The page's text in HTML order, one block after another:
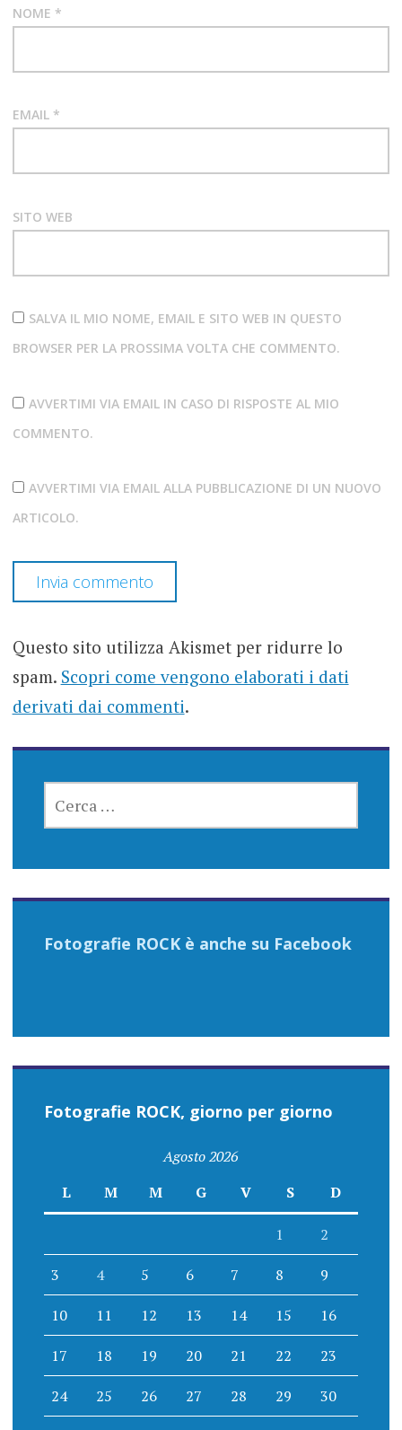
NOME *
EMAIL *
SITO WEB
SALVA IL MIO NOME, EMAIL E SITO WEB IN QUESTO
BROWSER PER LA PROSSIMA VOLTA CHE COMMENTO.
AVVERTIMI VIA EMAIL IN CASO DI RISPOSTE AL MIO
COMMENTO.
AVVERTIMI VIA EMAIL ALLA PUBBLICAZIONE DI UN NUOVO
ARTICOLO.
Questo sito utilizza Akismet per ridurre lo
spam. Scopri come vengono elaborati i dati
derivati dai commenti.
PER:
Fotografie ROCK è anche su Facebook
Fotografie ROCK, giorno per giorno
Agosto 2026
L
M M G V S D
1 2
3 4 5 6 7 8 9
10 11 12 13 14 15 16
17 18 19 20 21 22 23
24 25 26 27 28 29 30